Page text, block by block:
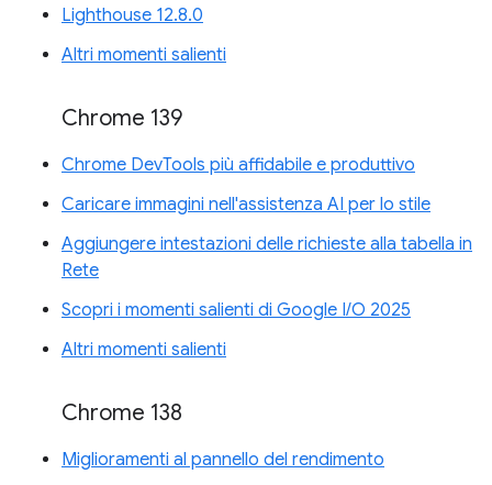
Lighthouse 12.8.0
Altri momenti salienti
Chrome 139
Chrome DevTools più affidabile e produttivo
Caricare immagini nell'assistenza AI per lo stile
Aggiungere intestazioni delle richieste alla tabella in
Rete
Scopri i momenti salienti di Google I/O 2025
Altri momenti salienti
Chrome 138
Miglioramenti al pannello del rendimento